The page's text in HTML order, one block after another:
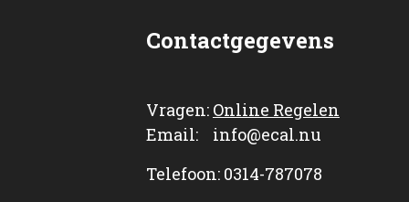
Contactgegevens
Vragen: Online Regelen
Email: info@ecal.nu
Telefoon: 0314-787078